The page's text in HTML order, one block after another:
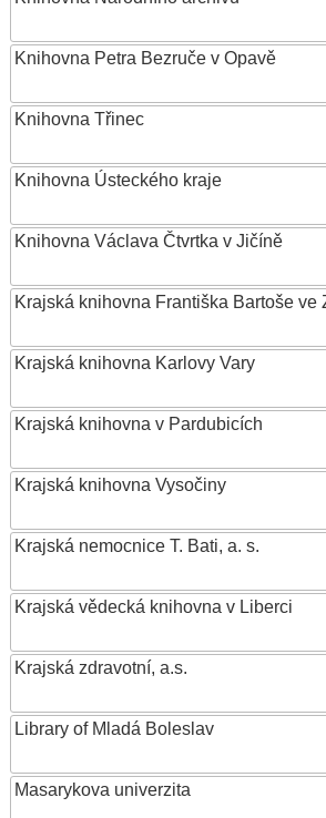
Knihovna Petra Bezruče v Opavě
Knihovna Třinec
Knihovna Ústeckého kraje
Knihovna Václava Čtvrtka v Jičíně
Krajská knihovna Františka Bartoše ve
Krajská knihovna Karlovy Vary
Krajská knihovna v Pardubicích
Krajská knihovna Vysočiny
Krajská nemocnice T. Bati, a. s.
Krajská vědecká knihovna v Liberci
Krajská zdravotní, a.s.
Library of Mladá Boleslav
Masarykova univerzita